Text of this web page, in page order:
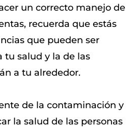
un correcto manejo de
recuerda que estás
que pueden ser
tu salud y la de las
a tu alrededor.
de la contaminación y
la salud de las personas